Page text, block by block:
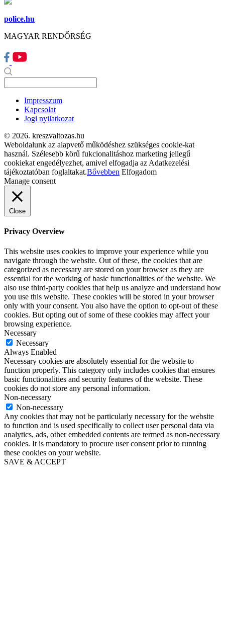
police.hu
MAGYAR RENDŐRSÉG
Impresszum
Kapcsolat
Jogi nyilatkozat
© 2026. kreszvaltozas.hu
Weboldalunk az alapvető működéshez szükséges cookie-kat
használ. Szélesebb körű fukcionalitáshoz marketing jellegű
cookiekat engedélyezhet, amivel elfogadja az Adatkezelési
tájékoztatóban foglaltakat.Bővebben Elfogadom
Manage consent
Close
Privacy Overview
This website uses cookies to improve your experience while you
navigate through the website. Out of these, the cookies that are
categorized as necessary are stored on your browser as they are
essential for the working of basic functionalities of the website. We
also use third-party cookies that help us analyze and understand how
you use this website. These cookies will be stored in your browser
only with your consent. You also have the option to opt-out of these
cookies. But opting out of some of these cookies may affect your
browsing experience.
Necessary
Necessary
Always Enabled
Necessary cookies are absolutely essential for the website to
function properly. This category only includes cookies that ensures
basic functionalities and security features of the website. These
cookies do not store any personal information.
Non-necessary
Non-necessary
Any cookies that may not be particularly necessary for the website
to function and is used specifically to collect user personal data via
analytics, ads, other embedded contents are termed as non-necessary
cookies. It is mandatory to procure user consent prior to running
these cookies on your website.
SAVE & ACCEPT